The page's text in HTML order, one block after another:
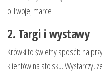
o Twojej marce.
2. Targi i wystawy
Krówki to świetny sposób na
klientów na stoisku. Wystarczy,